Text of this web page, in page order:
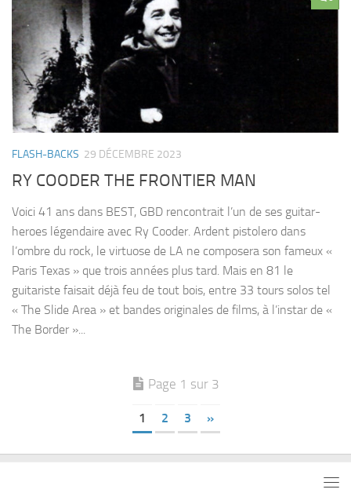
FLASH-BACKS 29 DÉCEMBRE 2023
RY COODER THE FRONTIER MAN
Voici 41 ans dans BEST, GBD rencontrait l’un de ses guitar-
heroes légendaire avec Ry Cooder. Ardent pistolero dans
l’ombre du rock, le virtuose de LA ne composera son fameux «
Paris Texas » que trois années plus tard. Mais en 81 le
guitariste faisait déjà feu de tout bois, entre 33 tours solos tel
« The Slide Area » et bandes originales de films, à l’instar de «
The Border »...
Page 1 sur 3
1 2 3 »